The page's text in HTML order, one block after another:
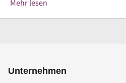
Mehr lesen
Unternehmen